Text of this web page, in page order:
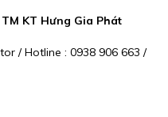
KT Hưng Gia Phát
/ Hotline : 0938 906 663 /